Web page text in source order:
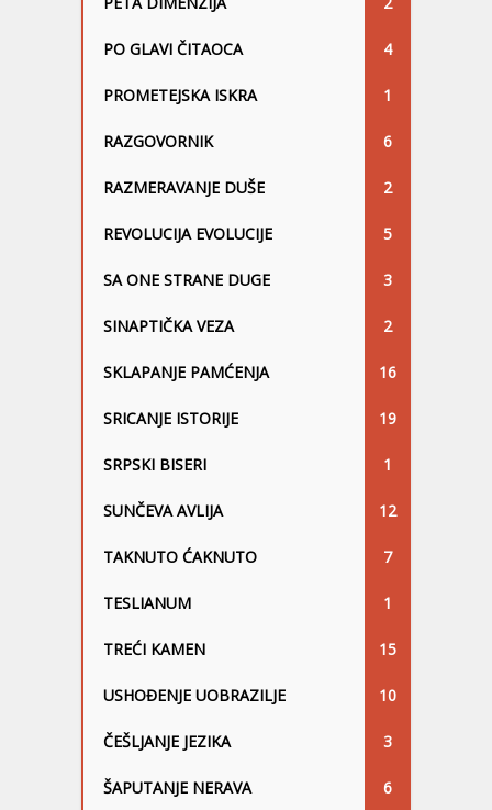
PO GLAVI ČITAOCA 4
PROMETEJSKA ISKRA 1
RAZGOVORNIK 6
RAZMERAVANJE DUŠE 2
REVOLUCIJA EVOLUCIJE 5
SA ONE STRANE DUGE 3
SINAPTIČKA VEZA 2
SKLAPANJE PAMĆENJA 16
SRICANJE ISTORIJE 19
SRPSKI BISERI 1
SUNČEVA AVLIJA 12
TAKNUTO ĆAKNUTO 7
TESLIANUM 1
TREĆI KAMEN 15
USHOĐENJE UOBRAZILJE 10
ČEŠLJANJE JEZIKA 3
ŠAPUTANJE NERAVA 6